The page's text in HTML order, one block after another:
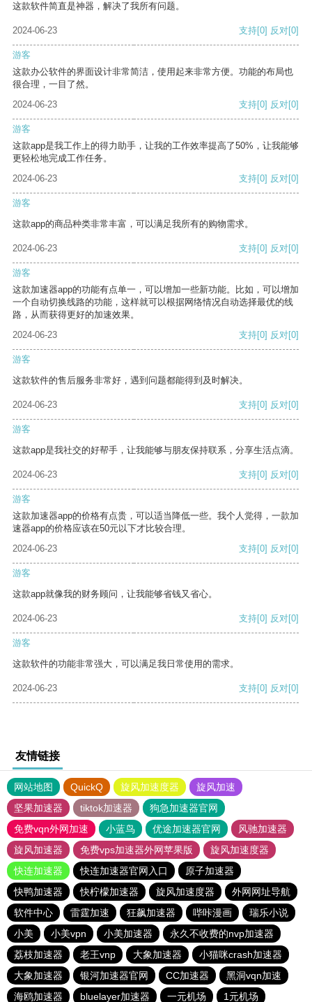
这款软件简直是神器，解决了我所有问题。
2024-06-23 支持[0] 反对[0]
游客
这款办公软件的界面设计非常简洁，使用起来非常方便。功能的布局也
很合理，一目了然。
2024-06-23
支持[0] 反对[0]
游客
这款app是我工作上的得力助手，让我的工作效率提高了50%，让我能够
更轻松地完成工作任务。
2024-06-23
支持[0] 反对[0]
游客
这款app的商品种类非常丰富，可以满足我所有的购物需求。
2024-06-23 支持[0] 反对[0]
游客
这款加速器app的功能有点单一，可以增加一些新功能。比如，可以增加
一个自动切换线路的功能，这样就可以根据网络情况自动选择最优的线
路，从而获得更好的加速效果。
2024-06-23
支持[0] 反对[0]
游客
这款软件的售后服务非常好，遇到问题都能得到及时解决。
2024-06-23 支持[0] 反对[0]
游客
这款app是我社交的好帮手，让我能够与朋友保持联系，分享生活点滴。
2024-06-23 支持[0] 反对[0]
游客
这款加速器app的价格有点贵，可以适当降低一些。我个人觉得，一款加
速器app的价格应该在50元以下才比较合理。
2024-06-23
支持[0] 反对[0]
游客
这款app就像我的财务顾问，让我能够省钱又省心。
2024-06-23 支持[0] 反对[0]
游客
这款软件的功能非常强大，可以满足我日常使用的需求。
2024-06-23 支持[0] 反对[0]
友情链接
网站地图 QuickQ 旋风加速度器
旋风加速
坚果加速器
tiktok加速器
狗急加速器官网
免费vqn外网加速
小蓝鸟 优途加速器官网
风驰加速器
旋风加速器
免费vps加速器外网苹果版
旋风加速度器
快连加速器
快连加速器官网入口
原子加速器
快鸭加速器
快柠檬加速器 旋风加速度器
外网网址导航
软件中心
雷霆加速 狂飙加速器 哔咔漫画
瑞乐小说
小美
小美vpn 小美加速器
永久不收费的nvp加速器
荔枝加速器
老王vnp 大象加速器
小猫咪crash加速器
大象加速器
银河加速器官网 CC加速器
黑洞vqn加速
海鸥加速器
bluelayer加速器 一元机场 1元机场